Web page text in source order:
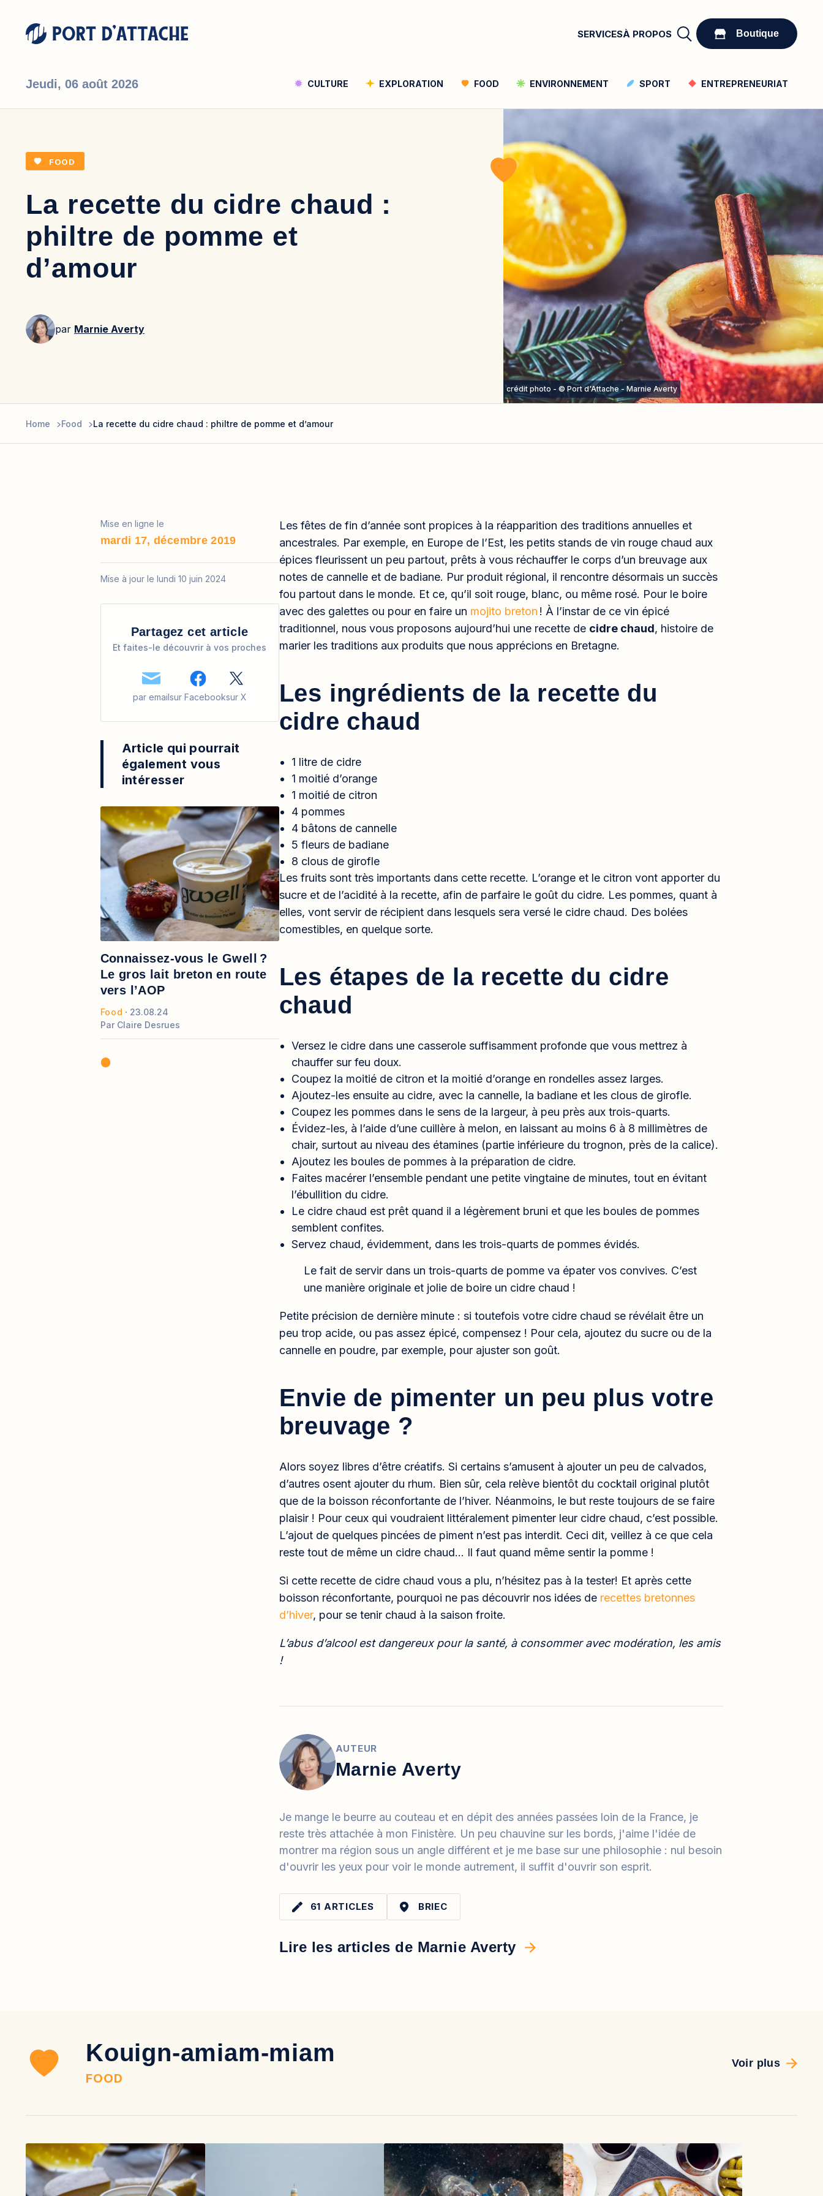
SERVICESÀ PROPOS Boutique
Jeudi, 06 août 2026 CULTURE EXPLORATION FOOD ENVIRONNEMENT SPORT ENTREPRENEURIAT
FOOD
La recette du cidre chaud :
philtre de pomme et
d’amour
par Marnie Averty
crédit photo - © Port d'Attache - Marnie Averty
Home Food La recette du cidre chaud : philtre de pomme et d’amour
Mise en ligne le
mardi 17, décembre 2019
Mise à jour le lundi 10 juin 2024
Partagez cet article
Et faites-le découvrir à vos proches
par emailsur Facebooksur X
Article qui pourrait
également vous
intéresser
Connaissez-vous le Gwell ?
Le gros lait breton en route
vers l’AOP
Food
23.08.24
Par Claire Desrues
Les fêtes de fin d’année sont propices à la réapparition des traditions annuelles et
ancestrales. Par exemple, en Europe de l’Est, les petits stands de vin rouge chaud aux
épices fleurissent un peu partout, prêts à vous réchauffer le corps d’un breuvage aux
notes de cannelle et de badiane. Pur produit régional, il rencontre désormais un succès
fou partout dans le monde. Et ce, qu’il soit rouge, blanc, ou même rosé. Pour le boire
avec des galettes ou pour en faire un mojito breton ! À l’instar de ce vin épicé
traditionnel, nous vous proposons aujourd’hui une recette de cidre chaud, histoire de
marier les traditions aux produits que nous apprécions en Bretagne.
Les ingrédients de la recette du
cidre chaud
1 litre de cidre
1 moitié d’orange
1 moitié de citron
4 pommes
4 bâtons de cannelle
5 fleurs de badiane
8 clous de girofle
Les fruits sont très importants dans cette recette. L’orange et le citron vont apporter du
sucre et de l’acidité à la recette, afin de parfaire le goût du cidre. Les pommes, quant à
elles, vont servir de récipient dans lesquels sera versé le cidre chaud. Des bolées
comestibles, en quelque sorte.
Les étapes de la recette du cidre
chaud
Versez le cidre dans une casserole suffisamment profonde que vous mettrez à
chauffer sur feu doux.
Coupez la moitié de citron et la moitié d’orange en rondelles assez larges.
Ajoutez-les ensuite au cidre, avec la cannelle, la badiane et les clous de girofle.
Coupez les pommes dans le sens de la largeur, à peu près aux trois-quarts.
Évidez-les, à l’aide d’une cuillère à melon, en laissant au moins 6 à 8 millimètres de
chair, surtout au niveau des étamines (partie inférieure du trognon, près de la calice).
Ajoutez les boules de pommes à la préparation de cidre.
Faites macérer l’ensemble pendant une petite vingtaine de minutes, tout en évitant
l’ébullition du cidre.
Le cidre chaud est prêt quand il a légèrement bruni et que les boules de pommes
semblent confites.
Servez chaud, évidemment, dans les trois-quarts de pommes évidés.
Le fait de servir dans un trois-quarts de pomme va épater vos convives. C’est
une manière originale et jolie de boire un cidre chaud !
Petite précision de dernière minute : si toutefois votre cidre chaud se révélait être un
peu trop acide, ou pas assez épicé, compensez ! Pour cela, ajoutez du sucre ou de la
cannelle en poudre, par exemple, pour ajuster son goût.
Envie de pimenter un peu plus votre
breuvage ?
Alors soyez libres d’être créatifs. Si certains s’amusent à ajouter un peu de calvados,
d’autres osent ajouter du rhum. Bien sûr, cela relève bientôt du cocktail original plutôt
que de la boisson réconfortante de l’hiver. Néanmoins, le but reste toujours de se faire
plaisir ! Pour ceux qui voudraient littéralement pimenter leur cidre chaud, c’est possible.
L’ajout de quelques pincées de piment n’est pas interdit. Ceci dit, veillez à ce que cela
reste tout de même un cidre chaud… Il faut quand même sentir la pomme !
Si cette recette de cidre chaud vous a plu, n’hésitez pas à la tester! Et après cette
boisson réconfortante, pourquoi ne pas découvrir nos idées de recettes bretonnes
d’hiver, pour se tenir chaud à la saison froite.
L’abus d’alcool est dangereux pour la santé, à consommer avec modération, les amis
!
AUTEUR
Marnie Averty
Je mange le beurre au couteau et en dépit des années passées loin de la France, je
reste très attachée à mon Finistère. Un peu chauvine sur les bords, j'aime l'idée de
montrer ma région sous un angle différent et je me base sur une philosophie : nul besoin
d'ouvrir les yeux pour voir le monde autrement, il suffit d'ouvrir son esprit.
61 ARTICLES BRIEC
Lire les articles de Marnie Averty
Kouign-amiam-miam
FOOD
Voir plus